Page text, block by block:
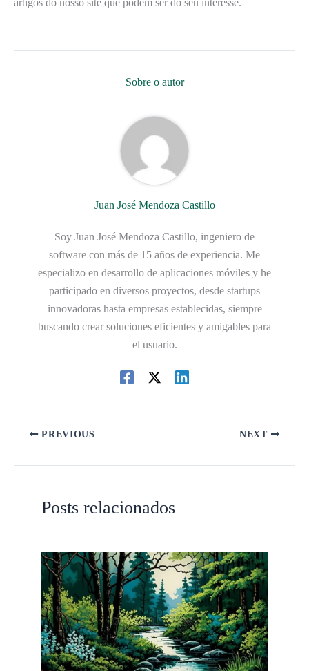
artigos do nosso site que podem ser do seu interesse.
Sobre o autor
Juan José Mendoza Castillo
Soy Juan José Mendoza Castillo, ingeniero de
software con más de 15 años de experiencia. Me
especializo en desarrollo de aplicaciones móviles y he
participado en diversos proyectos, desde startups
innovadoras hasta empresas establecidas, siempre
buscando crear soluciones eficientes y amigables para
el usuario.
PREVIOUS NEXT
Posts relacionados